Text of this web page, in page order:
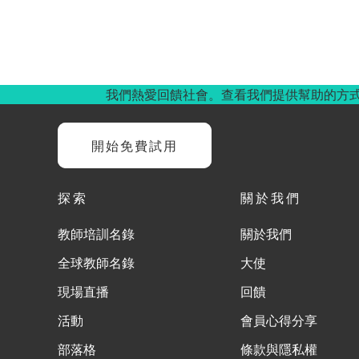
我們熱愛回饋社會。查看我們提供幫助的方
開始免費試用
探索
教師培訓名錄
全球教師名錄
現場直播
活動
部落格
關於我們
關於我們
大使
回饋
會員心得分享
條款與隱私權